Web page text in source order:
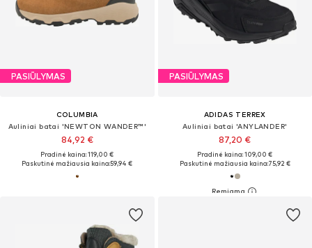
PASIŪLYMAS
COLUMBIA
Auliniai batai 'NEWTON WANDER™'
84,92 €
Pradinė kaina: 119,00 €
Paskutinė mažiausia kaina:59,94 €
PASIŪLYMAS
ADIDAS TERREX
Auliniai batai 'ANYLANDER'
87,20 €
Pradinė kaina: 109,00 €
Paskutinė mažiausia kaina:75,92 €